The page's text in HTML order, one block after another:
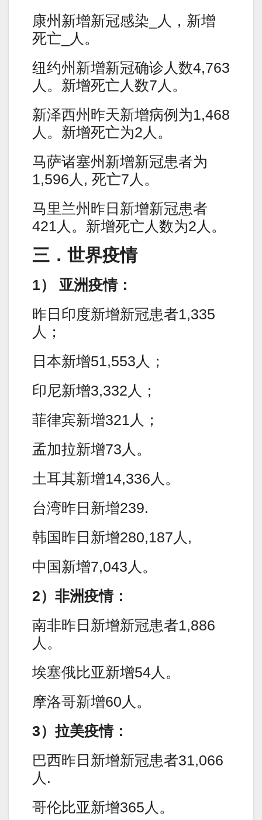
康州新增新冠感染_人，新增
死亡_人。
纽约州新增新冠确诊人数4,763
人。新增死亡人数7人。
新泽西州昨天新增病例为1,468
人。新增死亡为2人。
马萨诸塞州新增新冠患者为
1,596人, 死亡7人。
马里兰州昨日新增新冠患者
421人。新增死亡人数为2人。
三．世界疫情
1） 亚洲疫情：
昨日印度新增新冠患者1,335
人；
日本新增51,553人；
印尼新增3,332人；
菲律宾新增321人；
孟加拉新增73人。
土耳其新增14,336人。
台湾昨日新增239.
韩国昨日新增280,187人,
中国新增7,043人。
2）非洲疫情：
南非昨日新增新冠患者1,886
人。
埃塞俄比亚新增54人。
摩洛哥新增60人。
3）拉美疫情：
巴西昨日新增新冠患者31,066
人.
哥伦比亚新增365人。